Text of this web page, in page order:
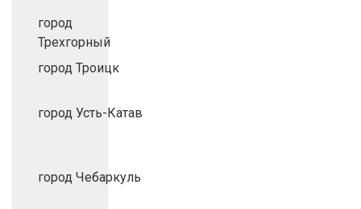
город
Трехгорный
город Троицк
город Усть-Катав
город Чебаркуль